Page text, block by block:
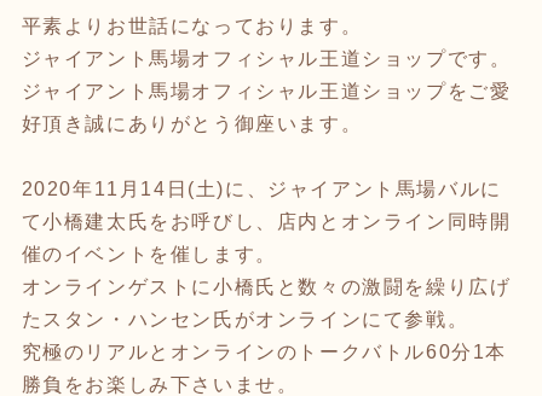
平素よりお世話になっております。
ジャイアント馬場オフィシャル王道ショップです。
ジャイアント馬場オフィシャル王道ショップをご愛
好頂き誠にありがとう御座います。
2020年11月14日(土)に、ジャイアント馬場バルに
て小橋建太氏をお呼びし、店内とオンライン同時開
催のイベントを催します。
オンラインゲストに小橋氏と数々の激闘を繰り広げ
たスタン・ハンセン氏がオンラインにて参戦。
究極のリアルとオンラインのトークバトル60分1本
勝負をお楽しみ下さいませ。